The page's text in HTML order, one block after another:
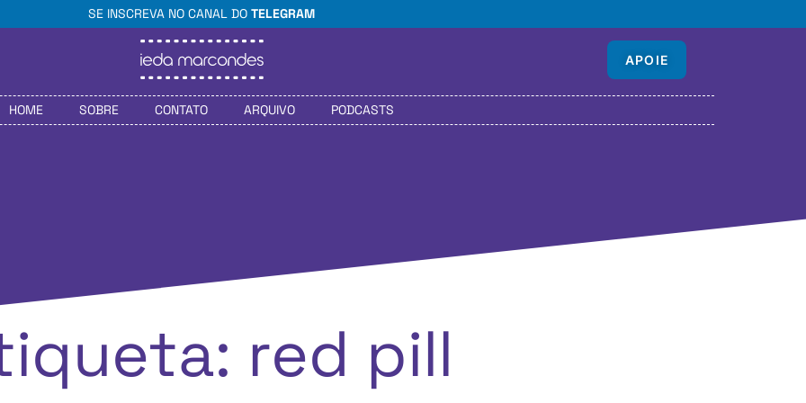
SE INSCREVA NO CANAL DO TELEGRAM
APOIE
HOME SOBRE CONTATO ARQUIVO PODCASTS
red pill